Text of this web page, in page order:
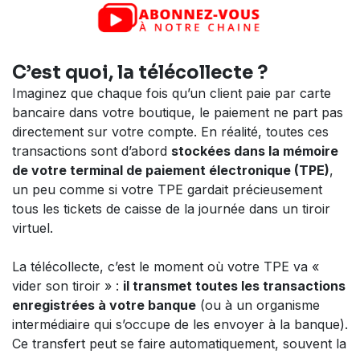
C’est quoi, la télécollecte ?
Imaginez que chaque fois qu’un client paie par carte
bancaire dans votre boutique, le paiement ne part pas
directement sur votre compte. En réalité, toutes ces
transactions sont d’abord stockées dans la mémoire
de votre terminal de paiement électronique (TPE),
un peu comme si votre TPE gardait précieusement
tous les tickets de caisse de la journée dans un tiroir
virtuel.
La télécollecte, c’est le moment où votre TPE va «
vider son tiroir » : il transmet toutes les transactions
enregistrées à votre banque (ou à un organisme
intermédiaire qui s’occupe de les envoyer à la banque).
Ce transfert peut se faire automatiquement, souvent la